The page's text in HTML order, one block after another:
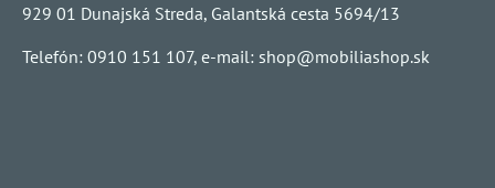
929 01 Dunajská Streda, Galantská cesta 5694/13
Telefón: 0910 151 107, e-mail: shop@mobiliashop.sk